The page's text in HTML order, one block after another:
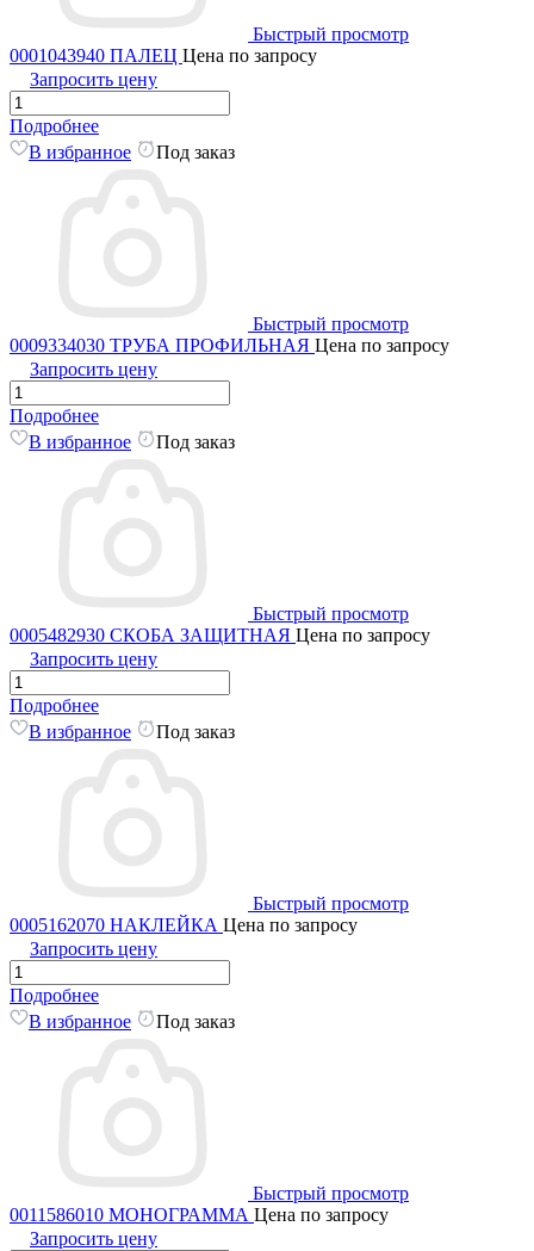
Быстрый просмотр
0001043940 ПАЛЕЦ Цена по запросу
Запросить цену
Подробнее
В избранное
Под заказ
Быстрый просмотр
0009334030 ТРУБА ПРОФИЛЬНАЯ Цена по запросу
Запросить цену
Подробнее
В избранное
Под заказ
Быстрый просмотр
0005482930 СКОБА ЗАЩИТНАЯ Цена по запросу
Запросить цену
Подробнее
В избранное
Под заказ
Быстрый просмотр
0005162070 НАКЛЕЙКА Цена по запросу
Запросить цену
Подробнее
В избранное
Под заказ
Быстрый просмотр
0011586010 МОНОГРАММА Цена по запросу
Запросить цену